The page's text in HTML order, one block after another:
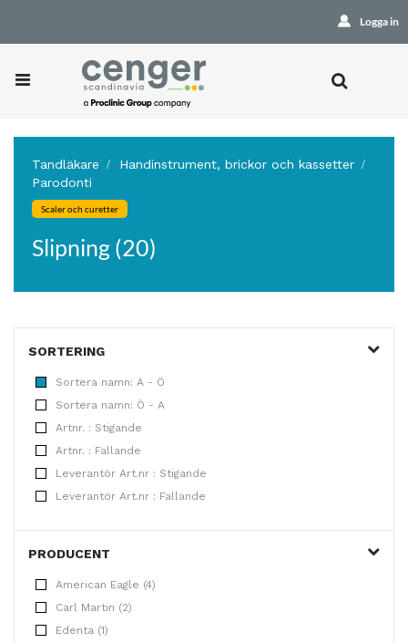
Logga in
Tandläkare
Handinstrument, brickor och kassetter
Parodonti
Scaler och curetter
Slipning (20)
SORTERING
Sortera namn: A - Ö
Sortera namn: Ö - A
Artnr. : Stigande
Artnr. : Fallande
Leverantör Art.nr : Stigande
Leverantör Art.nr : Fallande
PRODUCENT
American Eagle (4)
Carl Martin (2)
Edenta (1)